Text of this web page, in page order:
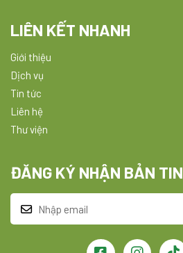
LIÊN KẾT NHANH
Giới thiệu
Dịch vụ
Tin tức
Liên hệ
Thư viện
ĐĂNG KÝ NHẬN BẢN TIN